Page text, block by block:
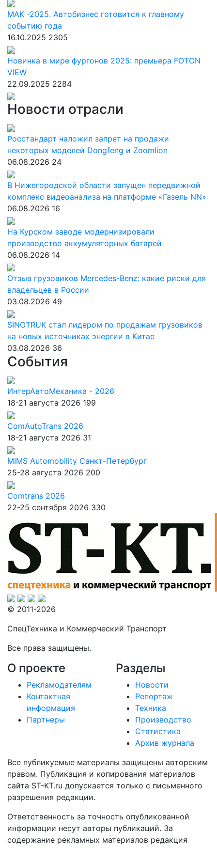
МАК -2025. Автобизнес готовится к главному
событию года
16.10.2025 2305
Новинка в мире фургонов 2025: премьера FOTON
VIEW
22.09.2025 2284
Новости отрасли
Росстандарт наложил запрет на продажи
некоторых моделей Dongfeng и Zoomlion
06.08.2026 24
В Нижегородской области запущен передвижной
комплекс видеоанализа на платформе «Газель NN»
06.08.2026 16
На Курском заводе модернизировали
производство аккумуляторных батарей
06.08.2026 14
Отзыв грузовиков Mercedes-Benz: какие риски для
владельцев в России
03.08.2026 49
SINOTRUK стал лидером по продажам грузовиков
на новых источниках энергии в Китае
03.08.2026 36
События
ИнтерАвтоМеханика - 2026
18-21 августа 2026 199
ComAutoTrans 2026
18-21 августа 2026 31
MIMS Automobility Санкт-Петербург
25-28 августа 2026 200
Comtrans 2026
22-25 сентября 2026 330
© 2011-2026
СпецТехника и Коммерческий Транспорт
Все права защищены.
О проекте
Рекламодателям
Контактная
информация
Партнеры
Разделы
Новости
Репортаж
Техника
Производство
Статистика
Архив журнала
Все публикуемые материалы защищены авторским
правом. Публикация и копирования материалов
сайта ST-KT.ru допускается только с письменного
разрешения редакции.
Ответственность за точность опубликованной
информации несут авторы публикаций. За
содержание рекламных материалов редакция